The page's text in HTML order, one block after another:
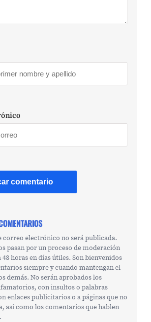
correo electrónico no será publicada.
pasan por un proceso de moderación
horas en días útiles. Son bienvenidos
siempre y cuando mantengan el
demás. No serán aprobados los
con insultos o palabras
enlaces publicitarios o a páginas que no
así como los comentarios que hablen